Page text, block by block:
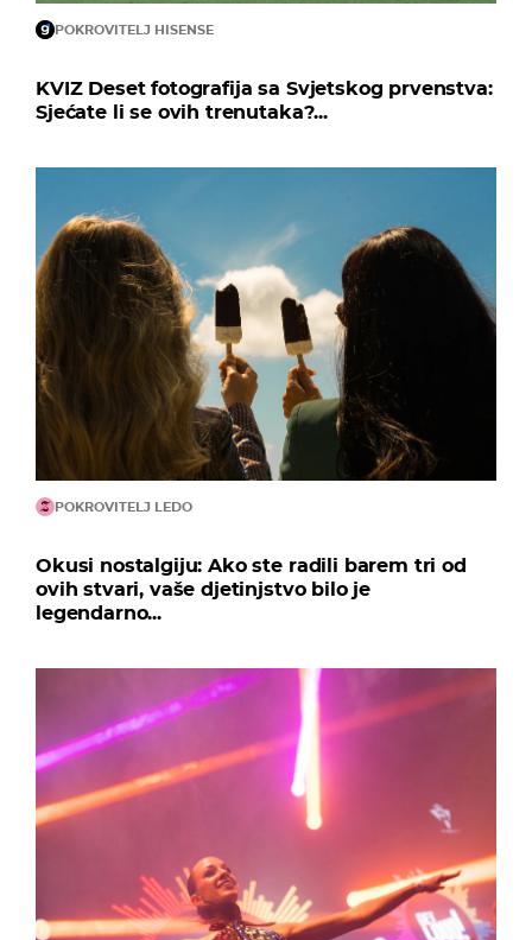
POKROVITELJ HISENSE
KVIZ Deset fotografija sa Svjetskog prvenstva:
Sjećate li se ovih trenutaka?...
POKROVITELJ LEDO
Okusi nostalgiju: Ako ste radili barem tri od
ovih stvari, vaše djetinjstvo bilo je
legendarno...